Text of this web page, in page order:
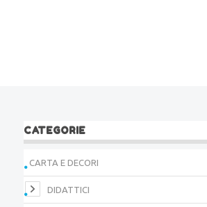
CATEGORIE
CARTA E DECORI
DIDATTICI